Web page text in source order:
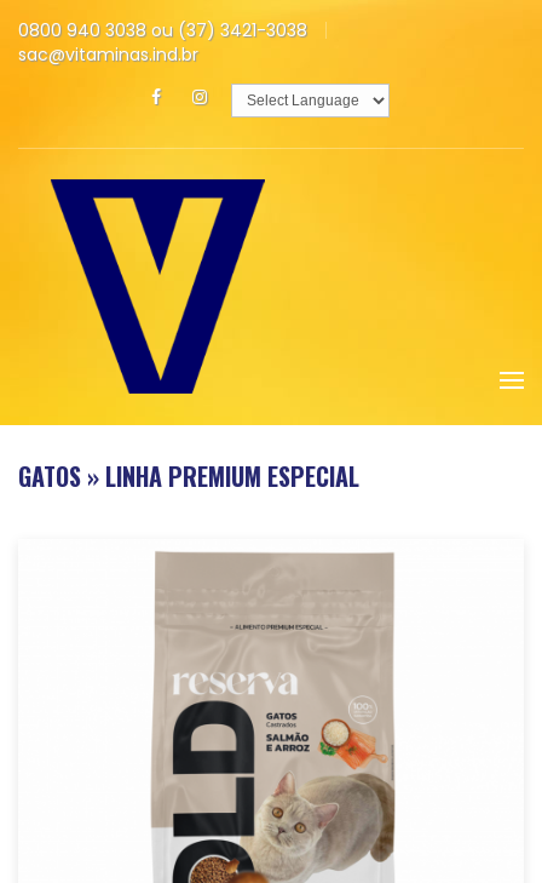
0800 940 3038 ou (37) 3421-3038
sac@vitaminas.ind.br
GATOS » LINHA PREMIUM ESPECIAL